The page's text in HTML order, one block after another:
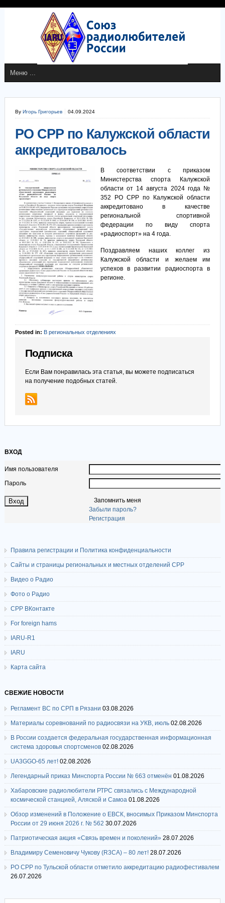
By Игорь Григорьев 04.09.2024
РО СРР по Калужской области
аккредитовалось
В соответствии с приказом
Министерства спорта Калужской
области от 14 августа 2024 года №
352 РО СРР по Калужской области
аккредитовано в качестве
региональной спортивной
федерации по виду спорта
«радиоспорт» на 4 года.
Поздравляем наших коллег из
Калужской области и желаем им
успехов в развитии радиоспорта в
регионе.
Posted in: В региональных отделениях
Подписка
Если Вам понравилась эта статья, вы можете подписаться
на получение подобных статей.
ВХОД
Имя пользователя
Пароль
Запомнить меня
Забыли пароль?
Регистрация
Правила регистрации и Политика конфиденциальности
Сайты и страницы региональных и местных отделений СРР
Видео о Радио
Фото о Радио
СРР ВКонтакте
For foreign hams
IARU-R1
IARU
Карта сайта
СВЕЖИЕ НОВОСТИ
Регламент ВС по СРП в Рязани 03.08.2026
Материалы соревнований по радиосвязи на УКВ, июль 02.08.2026
В России создается федеральная государственная информационная
система здоровья спортсменов 02.08.2026
UA3GGO-65 лет! 02.08.2026
Легендарный приказ Минспорта России № 663 отменён 01.08.2026
Хабаровские радиолюбители РТРС связались с Международной
космической станцией, Аляской и Самоа 01.08.2026
Обзор изменений в Положение о ЕВСК, вносимых Приказом Минспорта
России от 29 июня 2026 г. № 562 30.07.2026
Патриотическая акция «Связь времен и поколений» 28.07.2026
Владимиру Семеновичу Чукову (R3CA) – 80 лет! 28.07.2026
РО СРР по Тульской области отметило аккредитацию радиофестивалем
26.07.2026